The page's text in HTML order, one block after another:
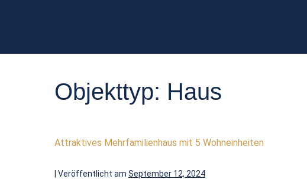
Objekttyp: Haus
Attraktives Mehrfamilienhaus mit 5 Wohneinheiten
Veröffentlicht am September 12, 2024